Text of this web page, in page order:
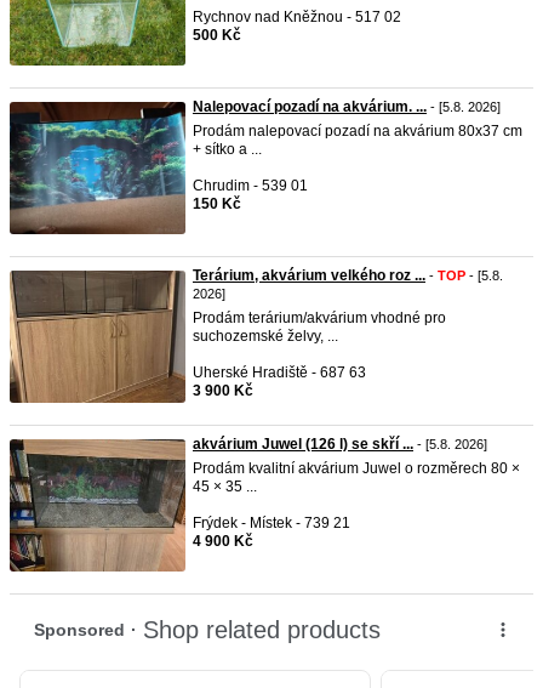
Rychnov nad Kněžnou - 517 02
500 Kč
Nalepovací pozadí na akvárium. ... - [5.8. 2026]
Prodám nalepovací pozadí na akvárium 80x37 cm
+ sítko a ...
Chrudim - 539 01
150 Kč
Terárium, akvárium velkého roz ... - TOP - [5.8.
2026]
Prodám terárium/akvárium vhodné pro
suchozemské želvy, ...
Uherské Hradiště - 687 63
3 900 Kč
akvárium Juwel (126 l) se skří ... - [5.8. 2026]
Prodám kvalitní akvárium Juwel o rozměrech 80 ×
45 × 35 ...
Frýdek - Místek - 739 21
4 900 Kč